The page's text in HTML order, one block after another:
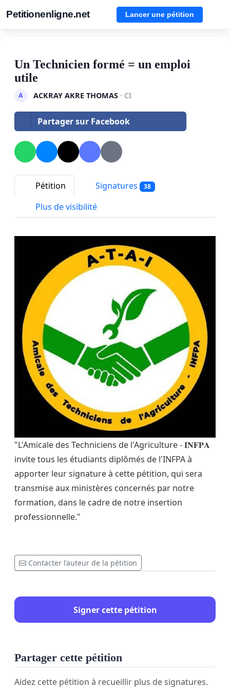
Petitionenligne.net Lancer une pétition
Un Technicien formé = un emploi
utile
A ACKRAY AKRE THOMAS· CI
Partager sur Facebook
Pétition Signatures 38
Plus de visibilité
"L'Amicale des Techniciens de l'Agriculture - 𝐈𝐍𝐅𝐏𝐀
invite tous les étudiants diplômés de l'INFPA à
apporter leur signature à cette pétition, qui sera
transmise aux ministères concernés par notre
formation, dans le cadre de notre insertion
professionnelle."
Contacter l’auteur de la pétition
Signer cette pétition
Partager cette pétition
Aidez cette pétition à recueillir plus de signatures.